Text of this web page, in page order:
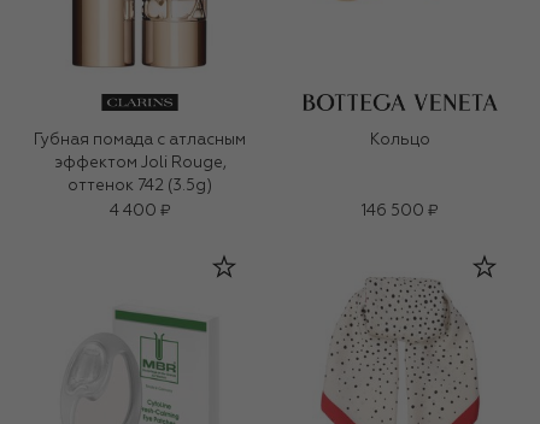
Губная помада с атласным
эффектом Joli Rouge,
оттенок 742 (3.5g)
4 400 ₽
Кольцо
146 500 ₽